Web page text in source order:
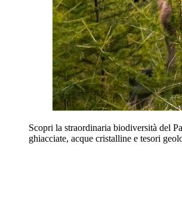
Scopri la straordinaria biodiversità del
ghiacciate, acque cristalline e tesori